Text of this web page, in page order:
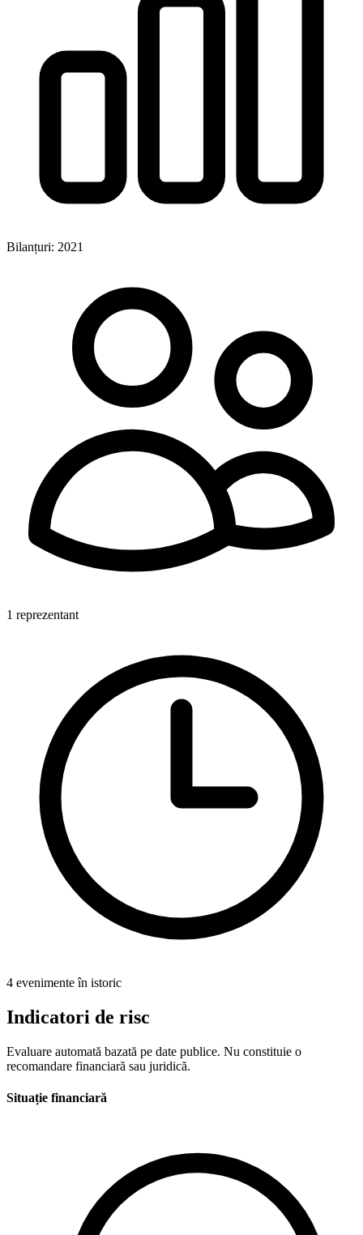
Bilanțuri: 2021
1 reprezentant
4 evenimente în istoric
Indicatori de risc
Evaluare automată bazată pe date publice. Nu constituie o
recomandare financiară sau juridică.
Situație financiară